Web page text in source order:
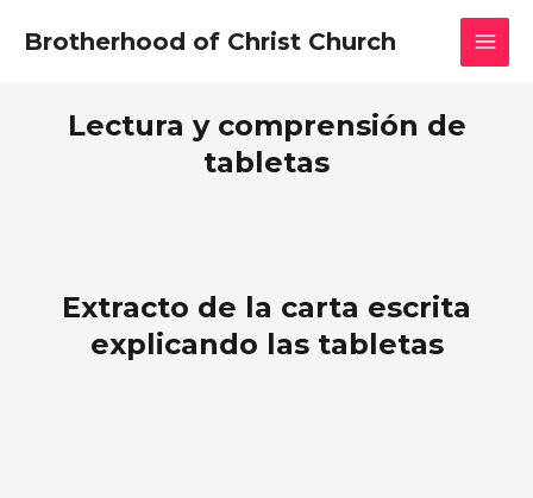
Brotherhood of Christ Church
Lectura y comprensión de
tabletas
Extracto de la carta escrita
explicando las tabletas